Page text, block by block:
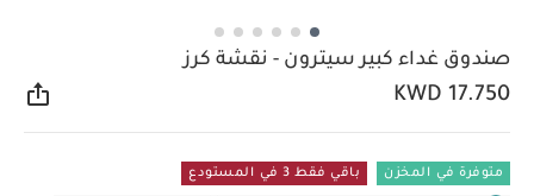
صندوق غداء كبير سيترون - نقشة كرز
KWD 17.750
متوفرة في المخزن باقي فقط 3 في المستودع